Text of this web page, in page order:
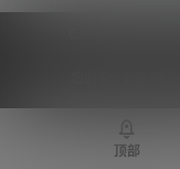
顶部